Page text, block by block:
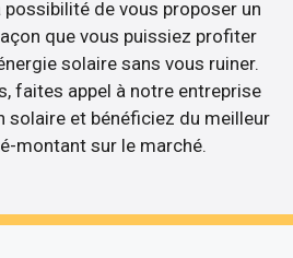
de vous proposer un
que vous puissiez profiter
solaire sans vous ruiner.
faites appel à notre entreprise
solaire et bénéficiez du meilleur
montant sur le marché.